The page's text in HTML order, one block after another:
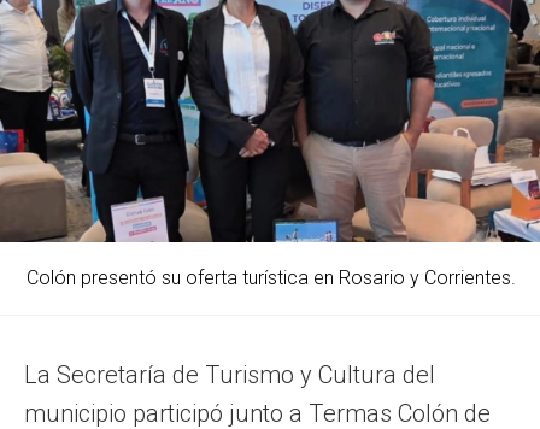
Colón presentó su oferta turística en Rosario y Corrientes.
La Secretaría de Turismo y Cultura del
municipio participó junto a Termas Colón de